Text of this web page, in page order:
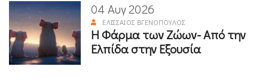
04 Αυγ 2026
ΕΛΙΣΣΑΊΟΣ ΒΓΕΝΌΠΟΥΛΟΣ
Η Φάρμα των Ζώων- Από την
Ελπίδα στην Εξουσία